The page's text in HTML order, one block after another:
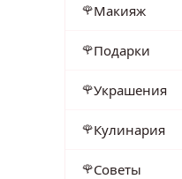
Макияж
Подарки
Украшения
Кулинария
Советы